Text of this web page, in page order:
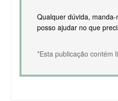
Qualquer dúvida,
posso ajudar no que
*Esta publicação contém